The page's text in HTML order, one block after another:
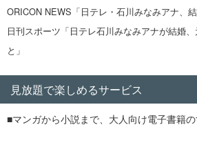
ORICON NEWS「日テレ・石川みなみアナ、結
日刊スポーツ「日テレ石川みなみアナが結婚
と」
見放題で楽しめるサービス
■マンガから小説まで、大人向け電子書籍の